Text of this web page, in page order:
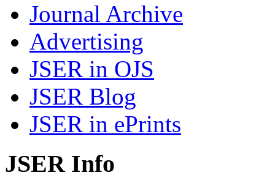
Journal Archive
Advertising
JSER in OJS
JSER Blog
JSER in ePrints
JSER Info